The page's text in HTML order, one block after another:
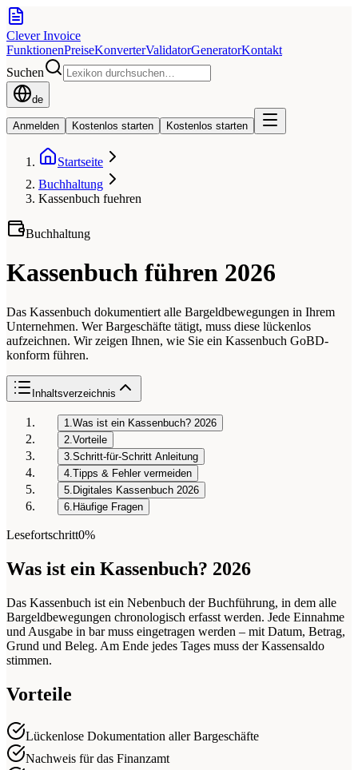
Clever Invoice
FunktionenPreiseKonverterValidatorGeneratorKontakt
Suchen
de
Anmelden Kostenlos starten Kostenlos starten
Startseite
Buchhaltung
Kassenbuch fuehren
Buchhaltung
Kassenbuch führen 2026
Das Kassenbuch dokumentiert alle Bargeldbewegungen in Ihrem
Unternehmen. Wer Bargeschäfte tätigt, muss diese lückenlos
aufzeichnen. Wir zeigen Ihnen, wie Sie ein Kassenbuch GoBD-
konform führen.
Inhaltsverzeichnis
1. Was ist ein Kassenbuch? 2026
2. Vorteile
3. Schritt-für-Schritt Anleitung
4. Tipps & Fehler vermeiden
5. Digitales Kassenbuch 2026
6. Häufige Fragen
Lesefortschritt0%
Was ist ein Kassenbuch? 2026
Das Kassenbuch ist ein Nebenbuch der Buchführung, in dem alle
Bargeldbewegungen chronologisch erfasst werden. Jede Einnahme
und Ausgabe in bar muss eingetragen werden – mit Datum, Betrag,
Grund und Beleg. Am Ende jedes Tages muss der Kassensaldo
stimmen.
Vorteile
Lückenlose Dokumentation aller Bargeschäfte
Nachweis für das Finanzamt